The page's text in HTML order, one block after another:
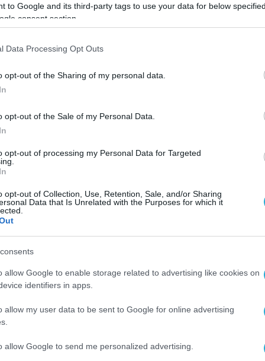
to Google and its third-party tags to use your data for below
consent section.
Data Processing Opt Outs
opt-out of the Sharing of my personal data.
opt-out of the Sale of my Personal Data.
opt-out of processing my Personal Data for Targeted
opt-out of Collection, Use, Retention, Sale, and/or Sharing
Data that Is Unrelated with the Purposes for which it
allow Google to enable storage related to advertising like cookies on
identifiers in apps.
allow my user data to be sent to Google for online advertising
allow Google to send me personalized advertising.
Άνοιξε η πλατφόρμα για τον
Αθηνών